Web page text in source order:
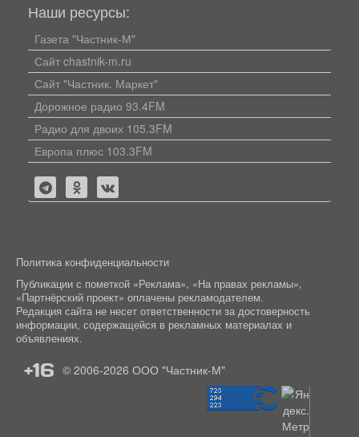
Наши ресурсы:
Газета "Частник-М"
Сайт chastnik-m.ru
Сайт "Частник. Маркет"
Дорожное радио 93.4FM
Радио для двоих 105.3FM
Европа плюс 103.3FM
Политика конфиденциальности
Публикации с пометкой «Реклама», «На правах рекламы»,
«Партнёрский проект» оплачены рекламодателем.
Редакция сайта не несет ответственности за достоверность
информации, содержащейся в рекламных материалах и
объявлениях.
+16 © 2006-2026 ООО "Частник-М"